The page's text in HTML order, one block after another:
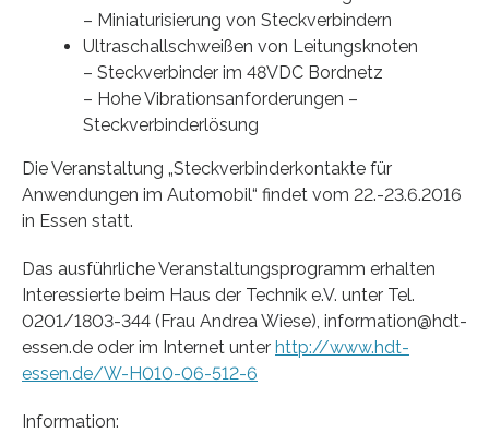
– Miniaturisierung von Steckverbindern
Ultraschallschweißen von Leitungsknoten
– Steckverbinder im 48VDC Bordnetz
– Hohe Vibrationsanforderungen –
Steckverbinderlösung
Die Veranstaltung „Steckverbinderkontakte für
Anwendungen im Automobil“ findet vom 22.-23.6.2016
in Essen statt.
Das ausführliche Veranstaltungsprogramm erhalten
Interessierte beim Haus der Technik e.V. unter Tel.
0201/1803-344 (Frau Andrea Wiese), information@hdt-
essen.de oder im Internet unter http://www.hdt-
essen.de/W-H010-06-512-6
Information: